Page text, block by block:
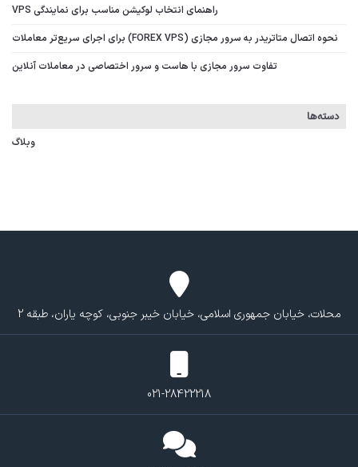
راهنمای انتخاب لوکیشن مناسب برای نمایندگی VPS
نحوه اتصال متاتریدر به سرور مجازی (FOREX VPS) برای اجرای سریع‌تر معاملات
تفاوت سرور مجازی با هاست و سرور اختصاصی در معاملات آنلاین
دسته‌ها
وبلاگ
محلات، خیابان جمهوری اسلامی، خیابان خیبر جنوبی، کوچه یاران، طبقه 2
021-28422218